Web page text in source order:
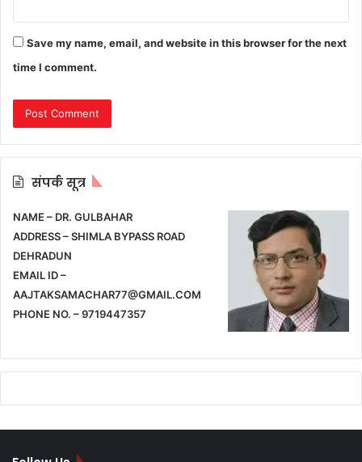
Save my name, email, and website in this browser for the next
time I comment.
संपर्क सूत्र
NAME – DR. GULBAHAR
ADDRESS – SHIMLA BYPASS ROAD
DEHRADUN
EMAIL ID –
AAJTAKSAMACHAR77@GMAIL.COM
PHONE NO. – 9719447357